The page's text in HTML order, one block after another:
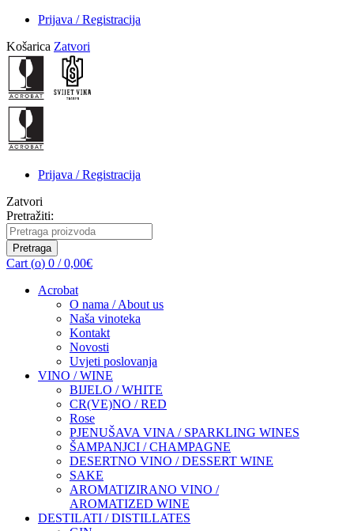
Prijava / Registracija
Košarica Zatvori
Prijava / Registracija
Zatvori
Pretražiti:
Pretraga
Cart (o) 0 / 0,00€
Acrobat
O nama / About us
Naša vinoteka
Kontakt
Novosti
Uvjeti poslovanja
VINO / WINE
BIJELO / WHITE
CR(VE)NO / RED
Rose
PJENUŠAVA VINA / SPARKLING WINES
ŠAMPANJCI / CHAMPAGNE
DESERTNO VINO / DESSERT WINE
SAKE
AROMATIZIRANO VINO /
AROMATIZED WINE
DESTILATI / DISTILLATES